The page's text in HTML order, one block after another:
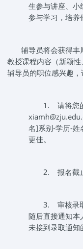
生参与讲座、小
参与学习，培养
辅导员将会获得丰
教授课程内容（新颖
辅导员的职位感兴趣，
1.
请将您
名]系别-学历-姓
更佳。
2. 报名截
3.
审核录
随后直接通知本
未接到录取通知